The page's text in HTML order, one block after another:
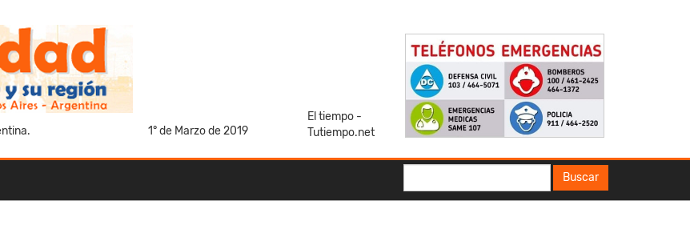
1° de Marzo de 2019
El tiempo -
Tutiempo.net
Buscar